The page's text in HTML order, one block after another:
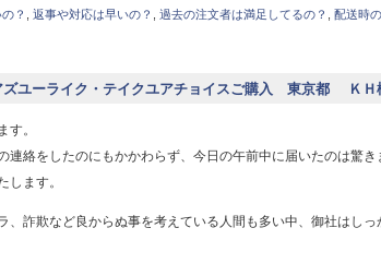
？ 返事や対応は早いの？ 過去の注文者は満足してるの？ 配送時
ズユーライク・テイクユアチョイスご購入 東京都 ＫＨ
す。
連絡をしたのにもかかわらず、今日の午前中に届いたのは驚き
します。
、詐欺など良からぬ事を考えている人間も多い中、御社はしっ